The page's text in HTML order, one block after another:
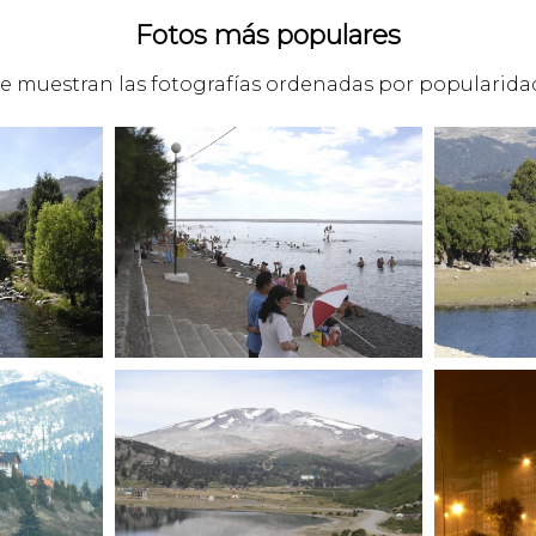
Fotos más populares
muestran las fotografías ordenadas por